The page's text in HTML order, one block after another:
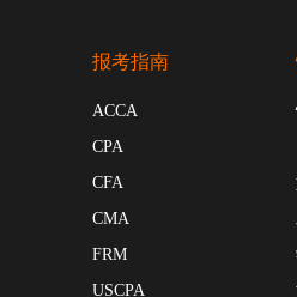
报考指南
ACCA
CPA
CFA
CMA
FRM
USCPA